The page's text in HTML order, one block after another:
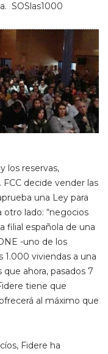
SOSlas1000
los reservas,
decide vender las
una Ley para
lado: “negocios
filial española de una
-uno de los
1.000 viviendas a una
ahora, pasados 7
tiene que
al máximo que
Fidere ha